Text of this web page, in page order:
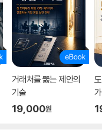
거래처를 뚫는 제안의
기술
19,000원